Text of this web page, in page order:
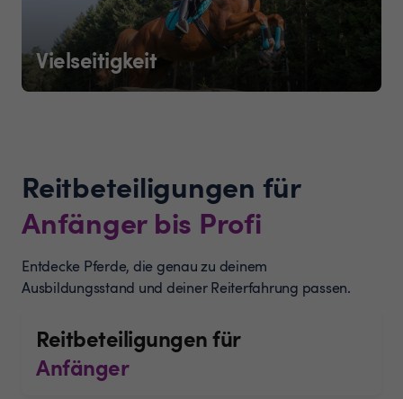
Vielseitigkeit
Reitbeteiligungen für
Anfänger bis Profi
Entdecke Pferde, die genau zu deinem
Ausbildungsstand und deiner Reiterfahrung passen.
Reitbeteiligungen für
Anfänger